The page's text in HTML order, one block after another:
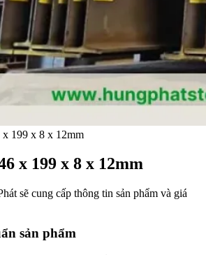
199 x 8 x 12mm
x 199 x 8 x 12mm
sẽ cung cấp thông tin sản phẩm và giá
sản phẩm